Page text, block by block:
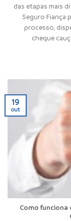
das etapas mais
Seguro Fiança
processo,
cheque
Como funciona
19
out